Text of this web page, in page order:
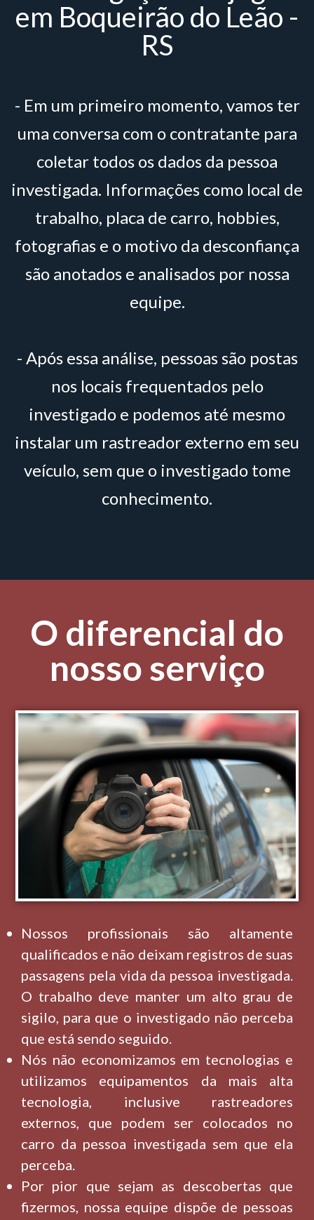
em Boqueirão do Leão -
RS
- Em um primeiro momento, vamos ter
uma conversa com o contratante para
coletar todos os dados da pessoa
investigada. Informações como local de
trabalho, placa de carro, hobbies,
fotografias e o motivo da desconfiança
são anotados e analisados por nossa
equipe.
- Após essa análise, pessoas são postas
nos locais frequentados pelo
investigado e podemos até mesmo
instalar um rastreador externo em seu
veículo, sem que o investigado tome
conhecimento.
O diferencial do
nosso serviço
Nossos profissionais são altamente
qualificados e não deixam registros de suas
passagens pela vida da pessoa investigada.
O trabalho deve manter um alto grau de
sigilo, para que o investigado não perceba
que está sendo seguido.
Nós não economizamos em tecnologias e
utilizamos equipamentos da mais alta
tecnologia, inclusive rastreadores
externos, que podem ser colocados no
carro da pessoa investigada sem que ela
perceba.
Por pior que sejam as descobertas que
fizermos, nossa equipe dispõe de pessoas